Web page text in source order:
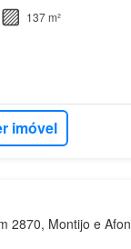
137 m²
imóvel
2870, Montijo e